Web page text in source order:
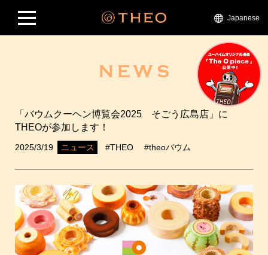
Japanese
「バウムクーヘン博覧会2025 そごう広島店」に
THEOが参加します！
2025/3/19 ニュース #THEO #theoバウム